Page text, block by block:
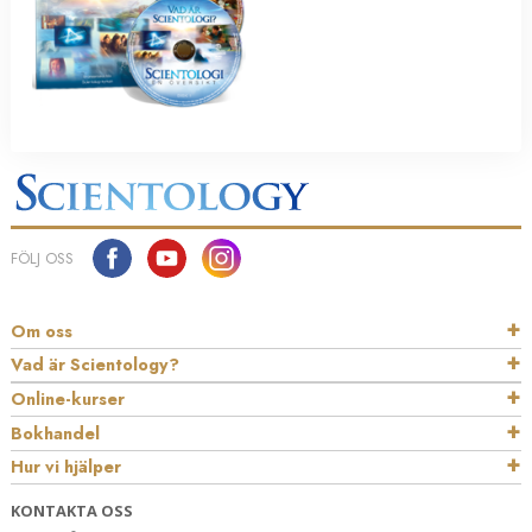
FÖLJ OSS
Om oss
Vad är Scientology?
Online-kurser
Bokhandel
Hur vi hjälper
KONTAKTA OSS